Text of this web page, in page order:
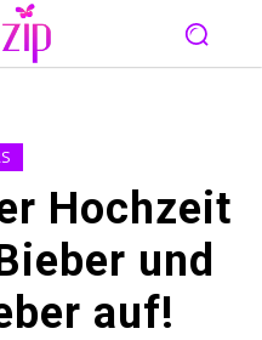
Hochzeit
und
auf!